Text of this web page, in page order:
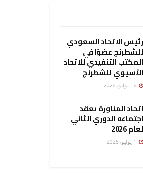
رئيس الاتحاد السعودي
للشطرنج عضوًا في
المكتب التنفيذي للاتحاد
الآسيوي للشطرنج
اتحاد المناورة يعقد
اجتماعه الدوري الثاني
لعام 2026